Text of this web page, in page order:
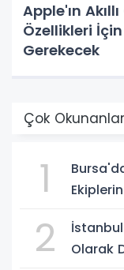
Apple'ın
Özellikleri
Gerekecek
Çok Okunanlar
1
2
Olarak